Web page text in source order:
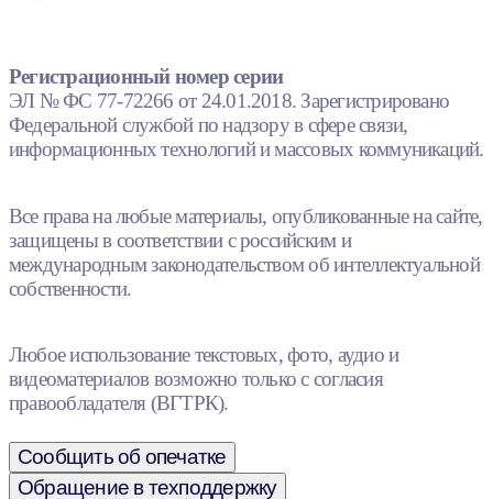
Регистрационный номер серии
ЭЛ № ФС 77-72266 от 24.01.2018. Зарегистрировано
Федеральной службой по надзору в сфере связи,
информационных технологий и массовых коммуникаций.
Все права на любые материалы, опубликованные на сайте,
защищены в соответствии с российским и
международным законодательством об интеллектуальной
собственности.
Любое использование текстовых, фото, аудио и
видеоматериалов возможно только с согласия
правообладателя (ВГТРК).
Сообщить об опечатке
Обращение в техподдержку